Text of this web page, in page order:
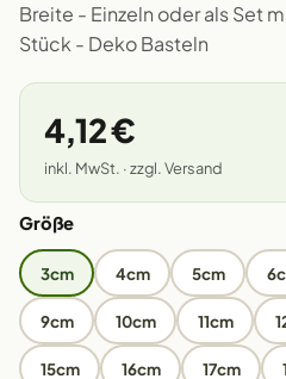
Breite - Einzeln oder als Set
Stück - Deko Basteln
4,12 €
inkl. MwSt. · zzgl. Versand
Größe
3cm 4cm 5cm
9cm 10cm 11cm
15cm 16cm 17cm